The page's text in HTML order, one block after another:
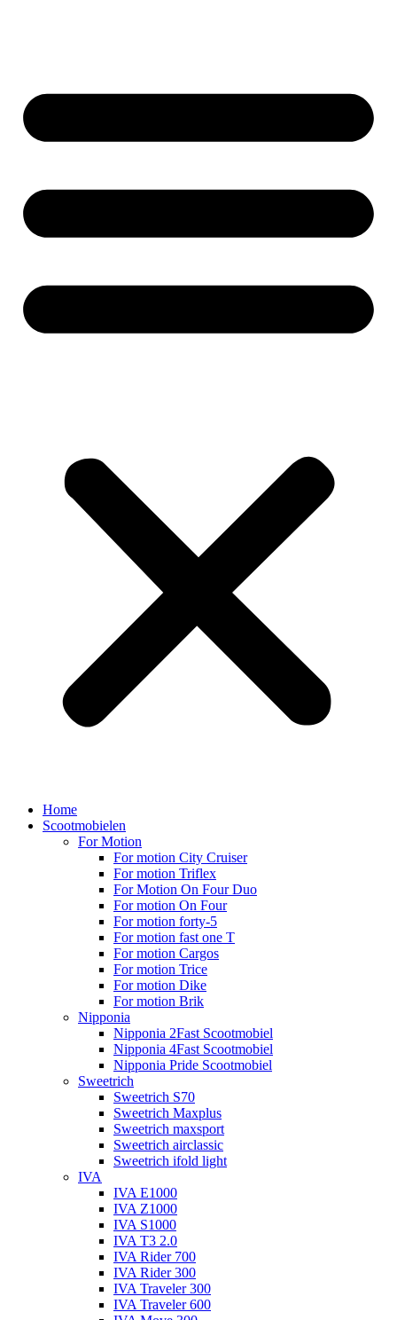
Home
Scootmobielen
For Motion
For motion City Cruiser
For motion Triflex
For Motion On Four Duo
For motion On Four
For motion forty-5
For motion fast one T
For motion Cargos
For motion Trice
For motion Dike
For motion Brik
Nipponia
Nipponia 2Fast Scootmobiel
Nipponia 4Fast Scootmobiel
Nipponia Pride Scootmobiel
Sweetrich
Sweetrich S70
Sweetrich Maxplus
Sweetrich maxsport
Sweetrich airclassic
Sweetrich ifold light
IVA
IVA E1000
IVA Z1000
IVA S1000
IVA T3 2.0
IVA Rider 700
IVA Rider 300
IVA Traveler 300
IVA Traveler 600